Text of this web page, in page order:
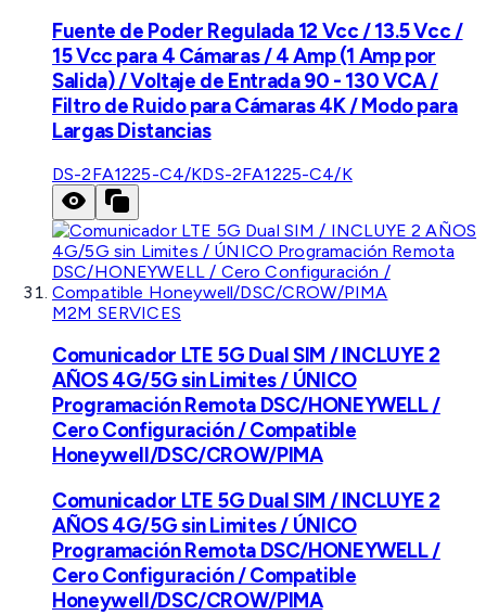
Fuente de Poder Regulada 12 Vcc / 13.5 Vcc /
15 Vcc para 4 Cámaras / 4 Amp (1 Amp por
Salida) / Voltaje de Entrada 90 - 130 VCA /
Filtro de Ruido para Cámaras 4K / Modo para
Largas Distancias
DS-2FA1225-C4/KDS-2FA1225-C4/K
M2M SERVICES
Comunicador LTE 5G Dual SIM / INCLUYE 2
AÑOS 4G/5G sin Limites / ÚNICO
Programación Remota DSC/HONEYWELL /
Cero Configuración / Compatible
Honeywell/DSC/CROW/PIMA
Comunicador LTE 5G Dual SIM / INCLUYE 2
AÑOS 4G/5G sin Limites / ÚNICO
Programación Remota DSC/HONEYWELL /
Cero Configuración / Compatible
Honeywell/DSC/CROW/PIMA